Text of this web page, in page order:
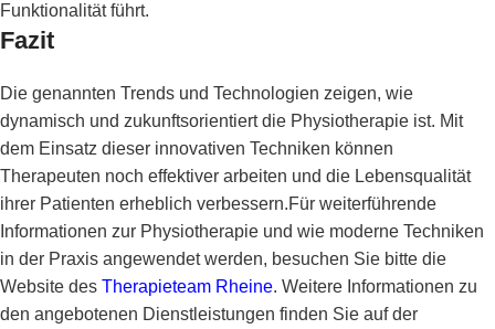
Funktionalität führt.
Fazit
Die genannten Trends und Technologien zeigen, wie
dynamisch und zukunftsorientiert die Physiotherapie ist. Mit
dem Einsatz dieser innovativen Techniken können
Therapeuten noch effektiver arbeiten und die Lebensqualität
ihrer Patienten erheblich verbessern.Für weiterführende
Informationen zur Physiotherapie und wie moderne Techniken
in der Praxis angewendet werden, besuchen Sie bitte die
Website des Therapieteam Rheine. Weitere Informationen zu
den angebotenen Dienstleistungen finden Sie auf der